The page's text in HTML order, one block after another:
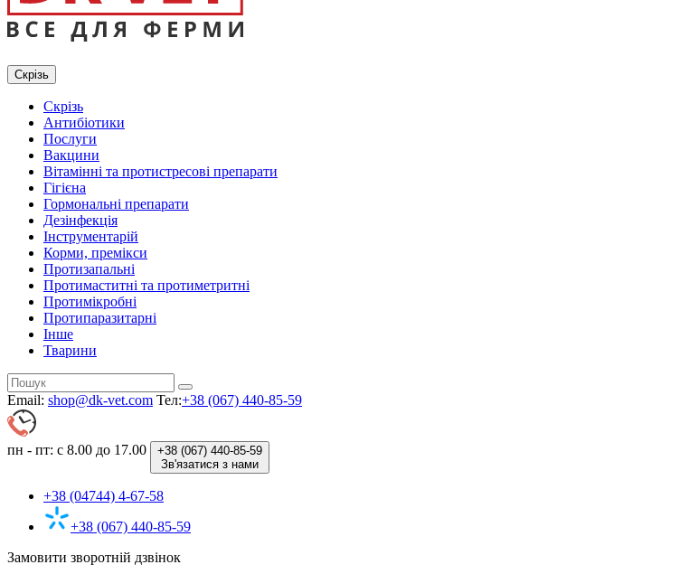
Скрізь
Скрізь
Антибіотики
Послуги
Вакцини
Вітамінні та протистресові препарати
Гігієна
Гормональні препарати
Дезінфекція
Інструментарій
Корми, премікси
Протизапальні
Протимаститні та протиметритні
Протимікробні
Протипаразитарні
Інше
Тварини
Email: shop@dk-vet.com Тел:+38 (067) 440-85-59
пн - пт: с 8.00 до 17.00 +38 (067) 440-85-59
Зв'язатися з нами
+38 (04744) 4-67-58
+38 (067) 440-85-59
Замовити зворотній дзвінок